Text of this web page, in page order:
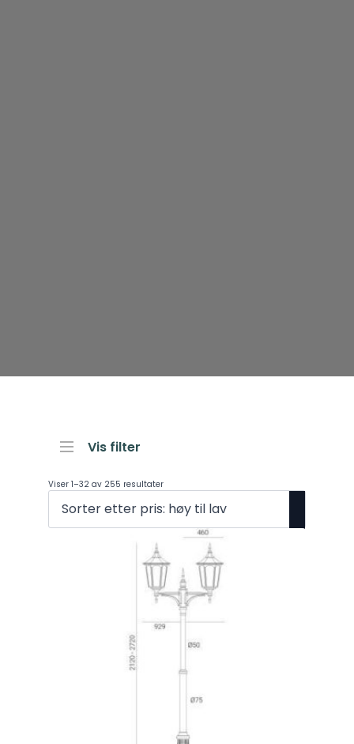
Vis filter
Viser 1–32 av 255 resultater